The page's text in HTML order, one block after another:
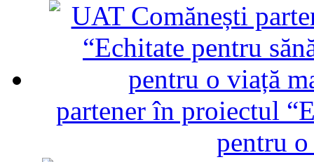
partener în proiectul
pentru